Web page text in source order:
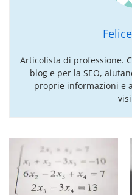
Articolista di professione.
blog e per la SEO,
proprie informazioni e